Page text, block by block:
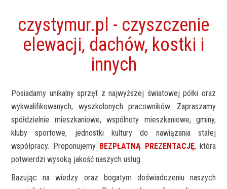
czystymur.pl - czyszczenie
elewacji, dachów, kostki i
innych
Posiadamy unikalny sprzęt z najwyższej światowej półki oraz
wykwalifikowanych, wyszkolonych pracowników. Zapraszamy
spółdzielnie mieszkaniowe, wspólnoty mieszkaniowe, gminy,
kluby sportowe, jednostki kultury do nawiązania stałej
współpracy. Proponujemy BEZPŁATNĄ PREZENTACJĘ, która
potwierdzi wysoką jakość naszych usług.
Bazując na wiedzy oraz bogatym doświadczeniu naszych